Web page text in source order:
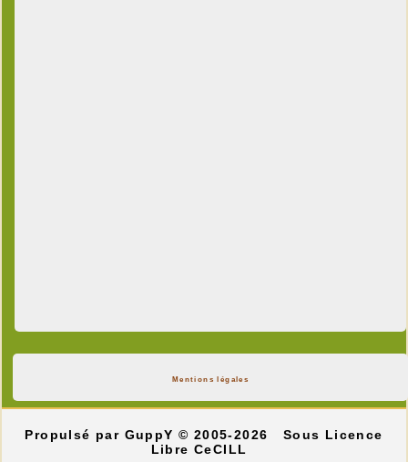
Mentions légales
Propulsé par GuppY© 2005-2026
Sous Licence
Libre CeCILL